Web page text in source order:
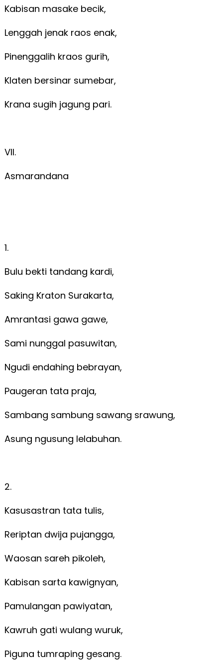
Kabisan masake becik,
Lenggah jenak raos enak,
Pinenggalih kraos gurih,
Klaten bersinar sumebar,
Krana sugih jagung pari.
VII.
Asmarandana
1.
Bulu bekti tandang kardi,
Saking Kraton Surakarta,
Amrantasi gawa gawe,
Sami nunggal pasuwitan,
Ngudi endahing bebrayan,
Paugeran tata praja,
Sambang sambung sawang srawung,
Asung ngusung lelabuhan.
2.
Kasusastran tata tulis,
Reriptan dwija pujangga,
Waosan sareh pikoleh,
Kabisan sarta kawignyan,
Pamulangan pawiyatan,
Kawruh gati wulang wuruk,
Piguna tumraping gesang.